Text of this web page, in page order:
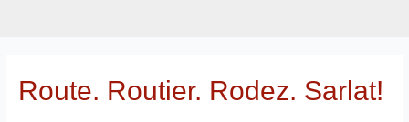
Route. Routier. Rodez. Sarlat!